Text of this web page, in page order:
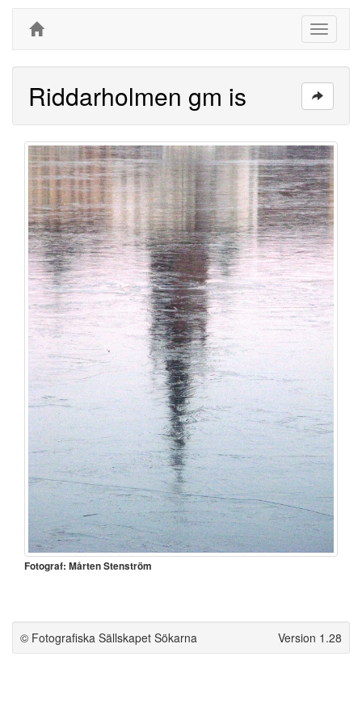
Toggle
Riddarholmen gm is
Fotograf: Mårten Stenström
© Fotografiska Sällskapet Sökarna Version 1.28